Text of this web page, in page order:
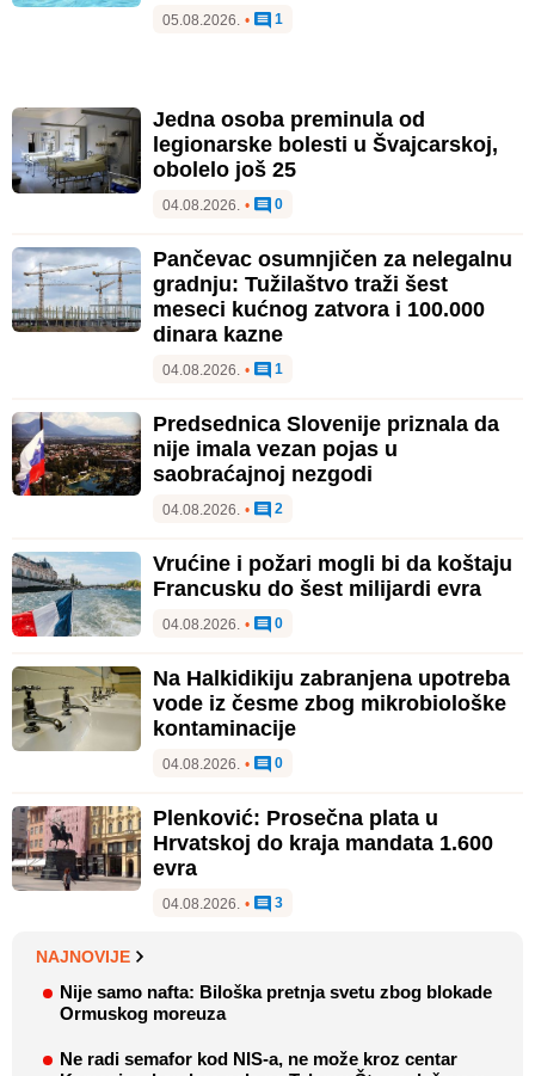
05.08.2026. • 1
Jedna osoba preminula od
legionarske bolesti u Švajcarskoj,
obolelo još 25
04.08.2026. • 0
Pančevac osumnjičen za nelegalnu
gradnju: Tužilaštvo traži šest
meseci kućnog zatvora i 100.000
dinara kazne
04.08.2026. • 1
Predsednica Slovenije priznala da
nije imala vezan pojas u
saobraćajnoj nezgodi
04.08.2026. • 2
Vrućine i požari mogli bi da koštaju
Francusku do šest milijardi evra
04.08.2026. • 0
Na Halkidikiju zabranjena upotreba
vode iz česme zbog mikrobiološke
kontaminacije
04.08.2026. • 0
Plenković: Prosečna plata u
Hrvatskoj do kraja mandata 1.600
evra
04.08.2026. • 3
NAJNOVIJE
Nije samo nafta: Biloška pretnja svetu zbog blokade
Ormuskog moreuza
Ne radi semafor kod NIS-a, ne može kroz centar